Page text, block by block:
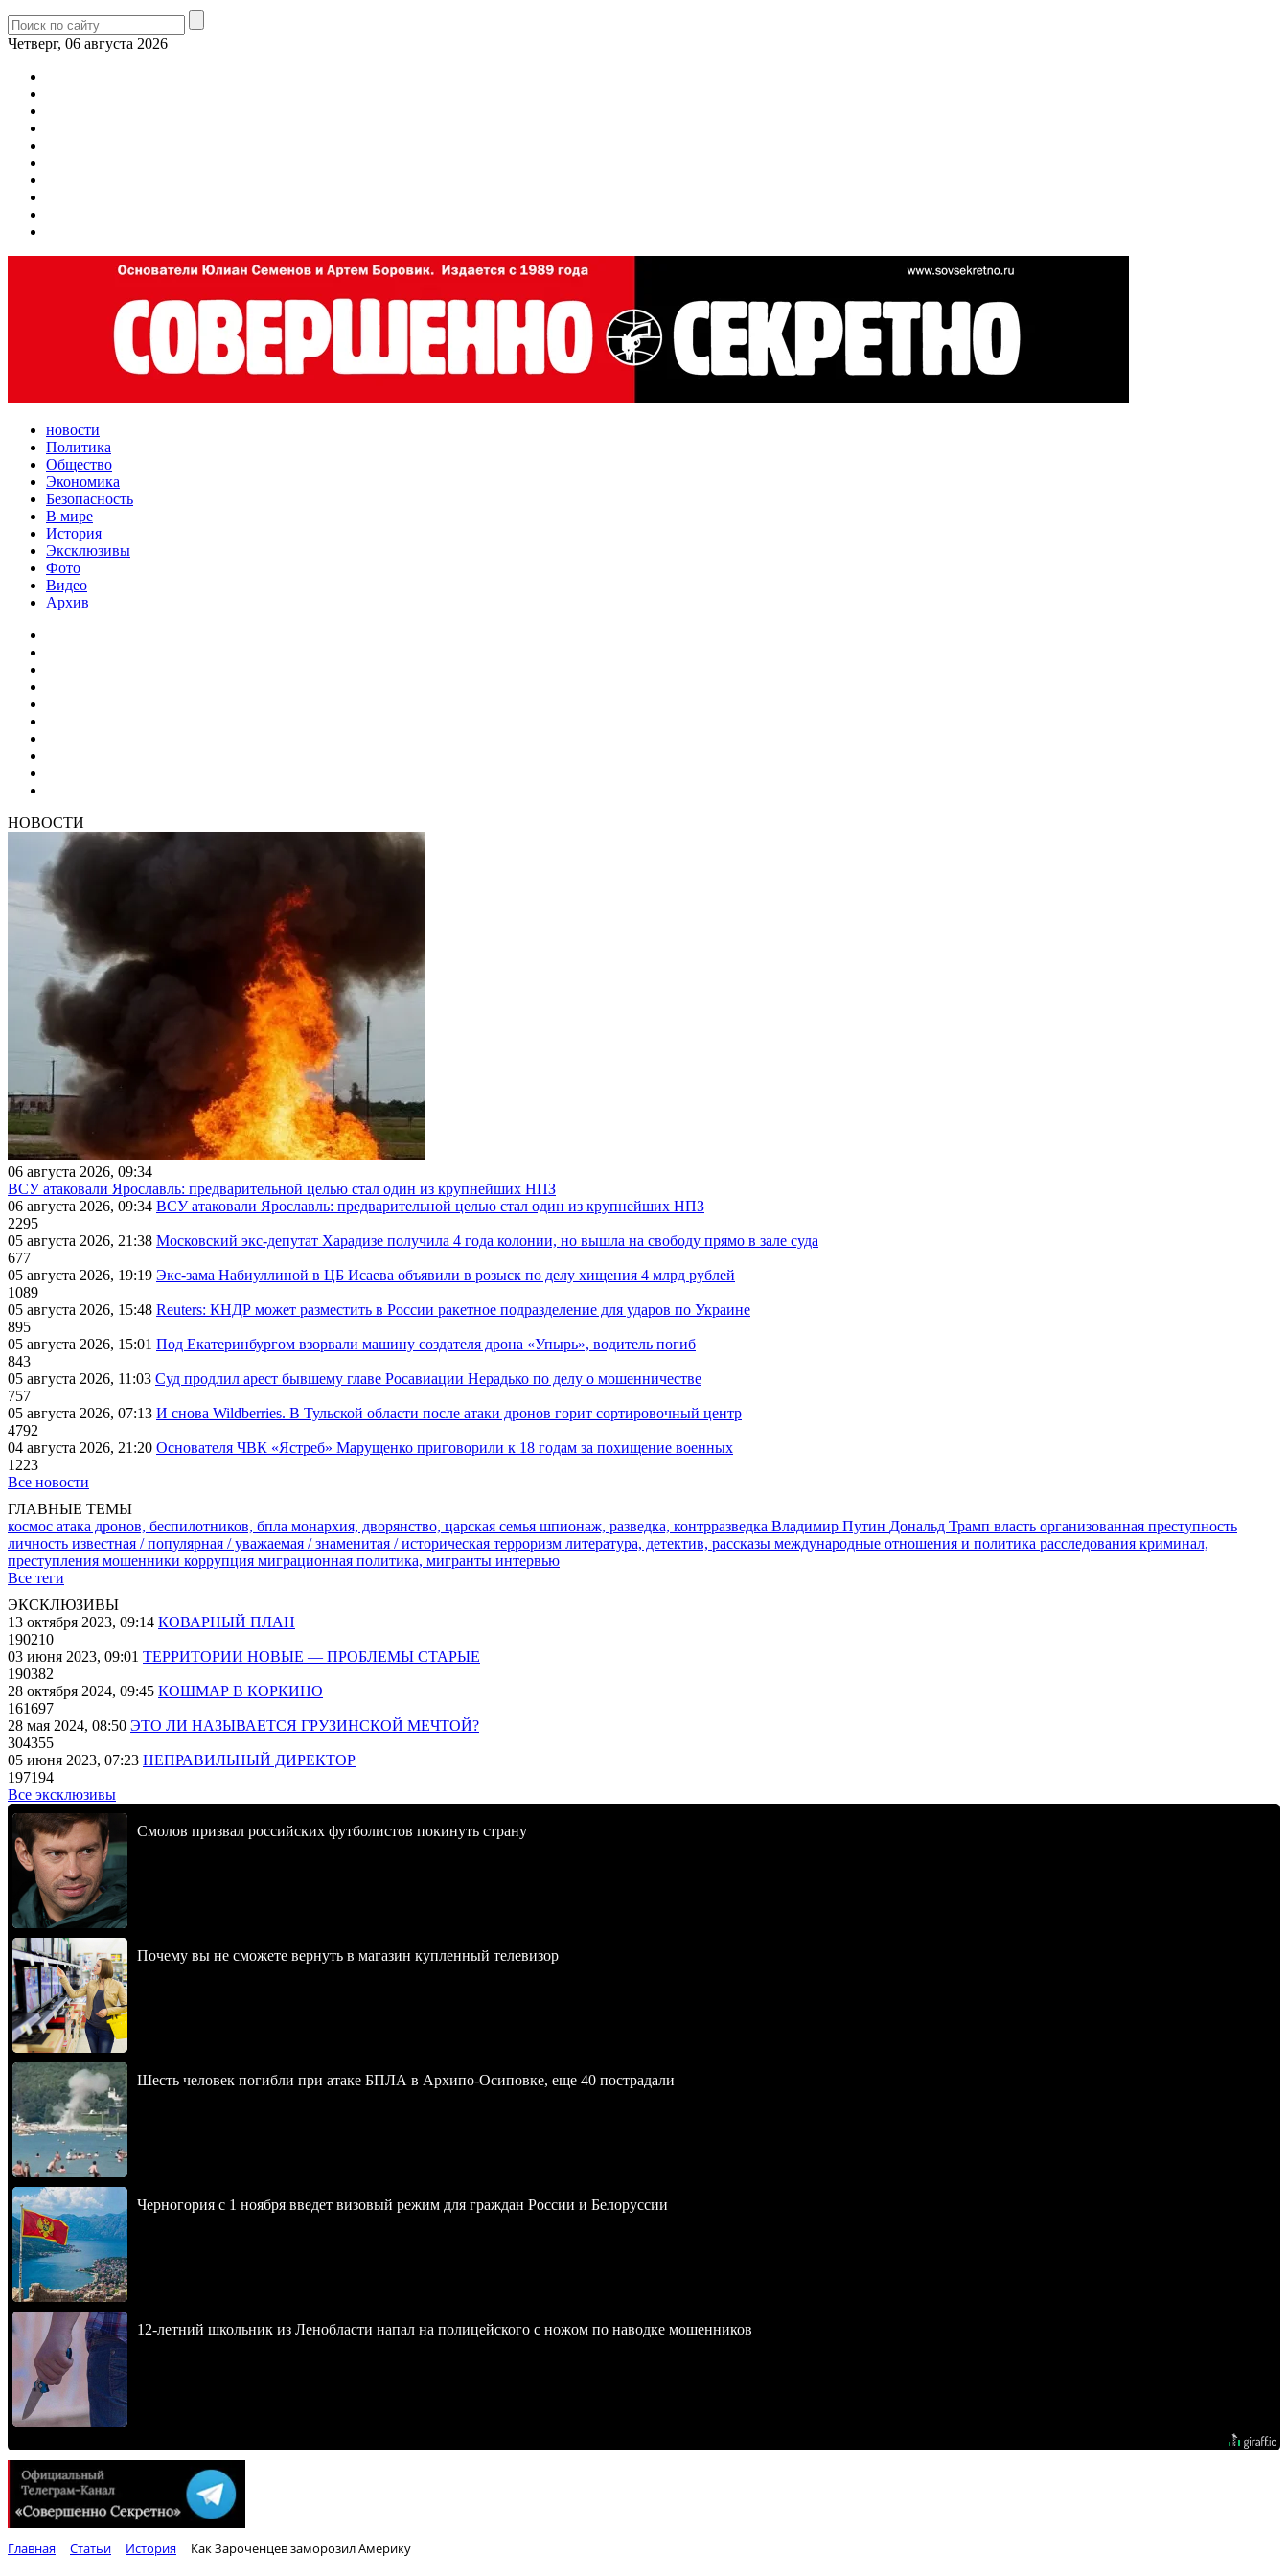
Четверг, 06 августа 2026
новости
Политика
Общество
Экономика
Безопасность
В мире
История
Эксклюзивы
Фото
Видео
Архив
НОВОСТИ
06 августа 2026, 09:34
ВСУ атаковали Ярославль: предварительной целью стал один из крупнейших НПЗ
06 августа 2026, 09:34 ВСУ атаковали Ярославль: предварительной целью стал один из крупнейших НПЗ
2295
05 августа 2026, 21:38 Московский экс-депутат Харадизе получила 4 года колонии, но вышла на свободу прямо в зале суда
677
05 августа 2026, 19:19 Экс-зама Набиуллиной в ЦБ Исаева объявили в розыск по делу хищения 4 млрд рублей
1089
05 августа 2026, 15:48 Reuters: КНДР может разместить в России ракетное подразделение для ударов по Украине
895
05 августа 2026, 15:01 Под Екатеринбургом взорвали машину создателя дрона «Упырь», водитель погиб
843
05 августа 2026, 11:03 Суд продлил арест бывшему главе Росавиации Нерадько по делу о мошенничестве
757
05 августа 2026, 07:13 И снова Wildberries. В Тульской области после атаки дронов горит сортировочный центр
4792
04 августа 2026, 21:20 Основателя ЧВК «Ястреб» Марущенко приговорили к 18 годам за похищение военных
1223
Все новости
ГЛАВНЫЕ ТЕМЫ
космос атака дронов, беспилотников, бпла монархия, дворянство, царская семья шпионаж, разведка, контрразведка Владимир Путин Дональд Трамп власть организованная преступность
личность известная / популярная / уважаемая / знаменитая / историческая терроризм литература, детектив, рассказы международные отношения и политика расследования криминал,
преступления мошенники коррупция миграционная политика, мигранты интервью
Все теги
ЭКСКЛЮЗИВЫ
13 октября 2023, 09:14 КОВАРНЫЙ ПЛАН
190210
03 июня 2023, 09:01 ТЕРРИТОРИИ НОВЫЕ — ПРОБЛЕМЫ СТАРЫЕ
190382
28 октября 2024, 09:45 КОШМАР В КОРКИНО
161697
28 мая 2024, 08:50 ЭТО ЛИ НАЗЫВАЕТСЯ ГРУЗИНСКОЙ МЕЧТОЙ?
304355
05 июня 2023, 07:23 НЕПРАВИЛЬНЫЙ ДИРЕКТОР
197194
Все эксклюзивы
Смолов призвал российских футболистов покинуть страну
Почему вы не сможете вернуть в магазин купленный телевизор
Шесть человек погибли при атаке БПЛА в Архипо-Осиповке, еще 40 пострадали
Черногория с 1 ноября введет визовый режим для граждан России и Белоруссии
12-летний школьник из Ленобласти напал на полицейского с ножом по наводке мошенников
Главная Статьи История Как Зароченцев заморозил Америку